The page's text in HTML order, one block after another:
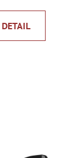
5,0
z
DETAIL